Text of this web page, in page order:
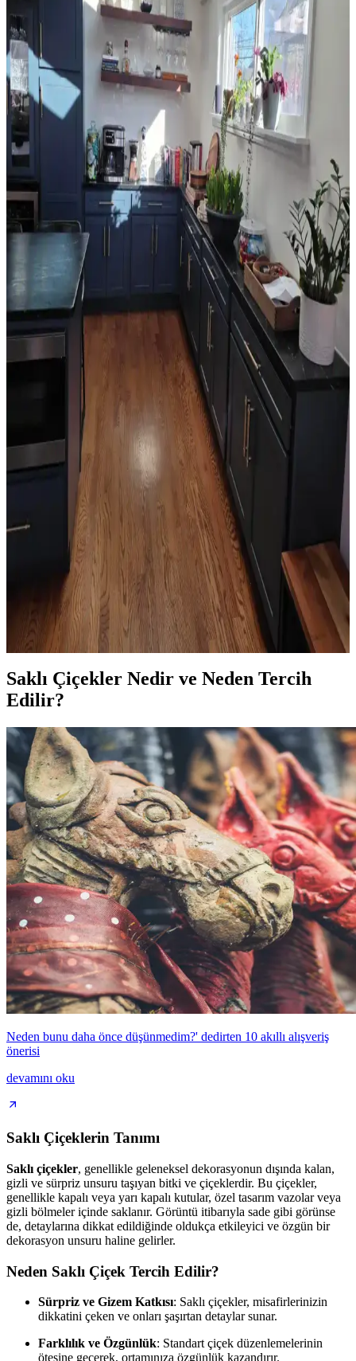
Sherwin Williams Cream & Sugar duvar rengine sahip odalarda
perde seçimi, halı ve dekorasyonla uyumlu tonlarda yapılmalı. Pinch
pleat model perdeler estetik görünüm sağlar ve ton çakışmasını
önler.
Ev Satışında Valance Kullanımı ve Pencere
Dekorasyonunun Mekana Etkileri
Ev satışında valance kullanımı, pencere görünümünü yumuşatırken
mekana renk ve doku katar. Ancak yanlış kullanım mekanda görsel
karmaşa yaratabilir ve ışık alımını kısıtlayabilir.
Orta 2000'ler Sarı Tonları: Mekanlarda Doğru
Renk Seçimi ve Uyum Analizi
Orta 2000'ler sarı tonları, doğru kombinasyonlarla mekanlara
sıcaklık katabilir. Ancak uyumsuz kullanımlarda eski moda ve
sıradan bir görünüm ortaya çıkabilir. Renk seçimi mekanın diğer
unsurlarıyla dengelenmeli.
Salon Duvar Düzenlemesinde Raf Kullanımı ve
Estetik Dengenin Sağlanması
Salon duvarlarında rafların simetrik yerleşimi, aksesuar seçimi ve
mobilya düzeni mekânın estetik ve fonksiyonel dengesini sağlar.
Doğru duvar rengi ve sanat eserleriyle ferah bir atmosfer oluşturulur.
Oda Düzenlemesinde Boş Alanların Fonksiyonel ve
Estetik Değerlendirme Yöntemleri
Oda düzenlemesinde boş alanların bitkiler, aynalar, raflar ve sanat
eserleriyle değerlendirilmesi yaşam kalitesini artırır. Doğru
yerleştirme ile fonksiyonel ve estetik mekanlar oluşturulur.
Mutfak Köşesini Fonksiyonel ve Estetik Hale
Getirme Pratik Düzenleme Yöntemleri
Mutfak köşenizi düzenlerken gereksiz eşyalardan kurtulmak,
bitkileri doğru konumlandırmak ve askı sistemleri kullanmak
işlevsellik ve estetik sağlar. Alanı işlevsel gruplarla düzenlemek
önemlidir.
Saklı Çiçekler Nedir ve Neden Tercih
Edilir?
Neden bunu daha önce düşünmedim?' dedirten 10 akıllı alışveriş
önerisi
devamını oku
Saklı Çiçeklerin Tanımı
Saklı çiçekler, genellikle geleneksel dekorasyonun dışında kalan,
gizli ve sürpriz unsuru taşıyan bitki ve çiçeklerdir. Bu çiçekler,
genellikle kapalı veya yarı kapalı kutular, özel tasarım vazolar veya
gizli bölmeler içinde saklanır. Görüntü itibarıyla sade gibi görünse
de, detaylarına dikkat edildiğinde oldukça etkileyici ve özgün bir
dekorasyon unsuru haline gelirler.
Neden Saklı Çiçek Tercih Edilir?
Sürpriz ve Gizem Katkısı: Saklı çiçekler, misafirlerinizin
dikkatini çeken ve onları şaşırtan detaylar sunar.
Farklılık ve Özgünlük: Standart çiçek düzenlemelerinin
ötesine geçerek, ortamınıza özgünlük kazandırır.